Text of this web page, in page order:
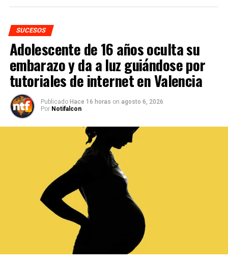
SUCESOS
Adolescente de 16 años oculta su
embarazo y da a luz guiándose por
tutoriales de internet en Valencia
Publicado Hace 16 horas on agosto 6, 2026
Por Notifalcon